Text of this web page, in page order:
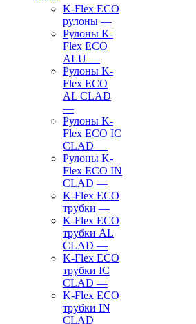
K-Flex ECO
рулоны —
Рулоны K-
Flex ECO
ALU —
Рулоны K-
Flex ECO
AL CLAD
—
Рулоны K-
Flex ECO IC
CLAD —
Рулоны K-
Flex ECO IN
CLAD —
K-Flex ECO
трубки —
K-Flex ECO
трубки AL
CLAD —
K-Flex ECO
трубки IC
CLAD —
K-Flex ECO
трубки IN
CLAD